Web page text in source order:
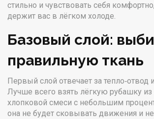
стильно и чувствовать себя
держит вас в лёгком холоде.
Базовый слой:
правильную ткань
Первый слой отвечает за тепло‑отвод
Лучше всего взять лёгкую рубашку из
хлопковой смеси с небольшим
она не будет сковывать движения и